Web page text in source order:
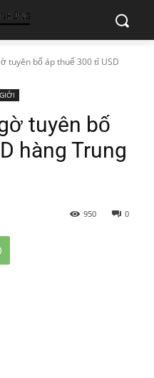
tuyên bố áp thuế 300 tỉ USD
tuyên bố
hàng Trung
0
950